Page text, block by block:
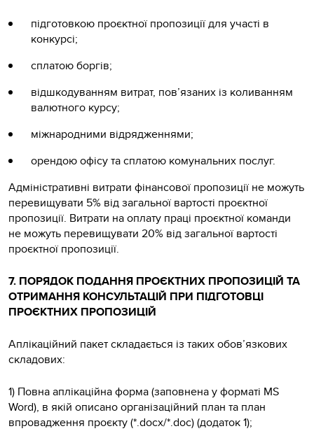
підготовкою проєктної пропозиції для участі в
конкурсі;
сплатою боргів;
відшкодуванням витрат, пов’язаних із коливанням
валютного курсу;
міжнародними відрядженнями;
орендою офісу та сплатою комунальних послуг.
Адміністративні витрати фінансової пропозиції не можуть
перевищувати 5% від загальної вартості проєктної
пропозиції. Витрати на оплату праці проєктної команди
не можуть перевищувати 20% від загальної вартості
проєктної пропозиції.
7. ПОРЯДОК ПОДАННЯ ПРОЄКТНИХ ПРОПОЗИЦІЙ ТА
ОТРИМАННЯ КОНСУЛЬТАЦІЙ ПРИ ПІДГОТОВЦІ
ПРОЄКТНИХ ПРОПОЗИЦІЙ
Аплікаційний пакет складається із таких обов’язкових
складових:
1) Повна аплікаційна форма (заповнена у форматі MS
Word), в якій описано організаційний план та план
впровадження проєкту (*.docx/*.doc) (додаток 1);